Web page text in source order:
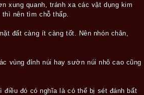
xung quanh, tránh xa các vật dụng kim
nên tìm chỗ thấp.
đất càng ít càng tốt. Nên nhón chân,
vùng đỉnh núi hay sườn núi nhô cao cũng
đó có nghĩa là có thể bị sét đánh bất